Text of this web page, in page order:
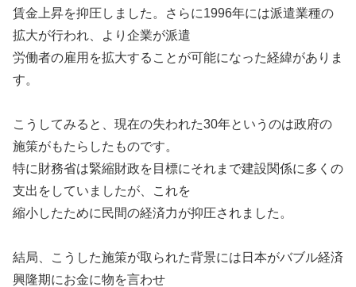
賃金上昇を抑圧しました。さらに1996年には派遣業種の
拡大が行われ、より企業が派遣
労働者の雇用を拡大することが可能になった経緯がありま
す。
こうしてみると、現在の失われた30年というのは政府の
施策がもたらしたものです。
特に財務省は緊縮財政を目標にそれまで建設関係に多くの
支出をしていましたが、これを
縮小したために民間の経済力が抑圧されました。
結局、こうした施策が取られた背景には日本がバブル経済
興隆期にお金に物を言わせ